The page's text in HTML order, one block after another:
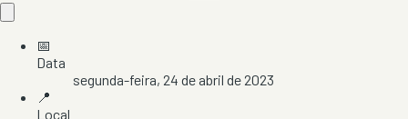
📅
Data
segunda-feira, 24 de abril de 2023
📍
Local